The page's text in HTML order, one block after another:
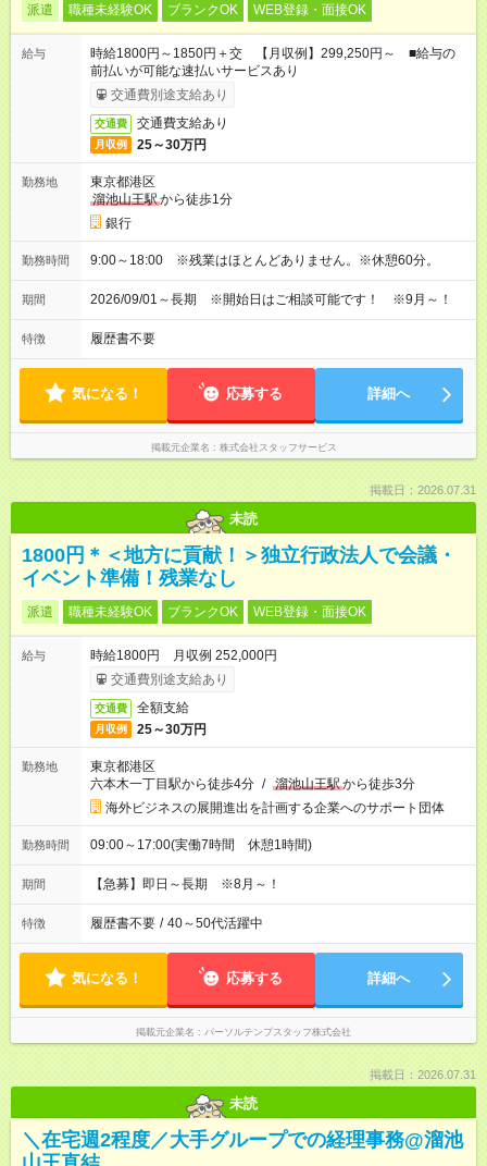
派遣 職種未経験OK ブランクOK WEB登録・面接OK
給与
時給1800円～1850円＋交 【月収例】299,250円～ ■給与の
前払いが可能な速払いサービスあり
交通費別途支給あり
交通費 交通費支給あり
月収例 25～30万円
勤務地
東京都港区
溜池山王駅から徒歩1分
銀行
勤務時間 9:00～18:00 ※残業はほとんどありません。※休憩60分。
期間 2026/09/01～長期 ※開始日はご相談可能です！ ※9月～！
特徴 履歴書不要
気になる！ 応募する 詳細へ
掲載元企業名 株式会社スタッフサービス
掲載日：2026.07.31
未読
1800円＊＜地方に貢献！＞独立行政法人で会議・
イベント準備！残業なし
派遣 職種未経験OK ブランクOK WEB登録・面接OK
給与
時給1800円 月収例 252,000円
交通費別途支給あり
交通費 全額支給
月収例 25～30万円
勤務地
東京都港区
六本木一丁目駅から徒歩4分 / 溜池山王駅から徒歩3分
海外ビジネスの展開進出を計画する企業へのサポート団体
勤務時間 09:00～17:00(実働7時間 休憩1時間)
期間 【急募】即日～長期 ※8月～！
特徴 履歴書不要 / 40～50代活躍中
気になる！ 応募する 詳細へ
掲載元企業名 パーソルテンプスタッフ株式会社
掲載日：2026.07.31
未読
＼在宅週2程度／大手グループでの経理事務@溜池